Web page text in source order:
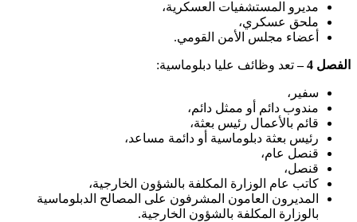
مديرو المستشفيات العسكرية،
ملحق عسكري،
أعضاء مجلس الأمن القومي.
الفصل 4 – تعد وظائف عليا دبلوماسية:
سفير،
مندوب دائم أو ممثل دائم،
قائم بالأعمال رئيس بعثة،
رئيس بعثة دبلوماسية أو دائمة مساعد،
قنصل عام،
قنصل،
كاتب عام الوزارة المكلفة بالشؤون الخارجية،
المديرون العامون المشرفون على المصالح الدبلوماسية
بالوزارة المكلفة بالشؤون الخارجية.